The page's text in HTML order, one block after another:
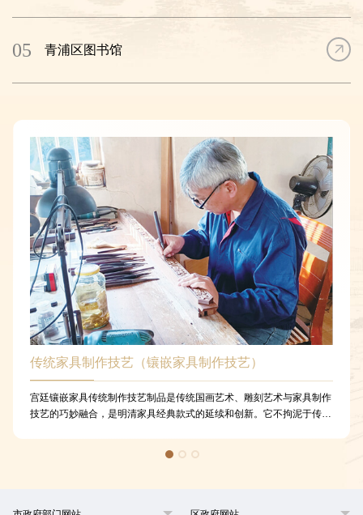
05 青浦区图书馆
传统家具制作技艺（镶嵌家具制作技艺）
宫廷镶嵌家具传统制作技艺制品是传统国画艺术、雕刻艺术与家具制作
技艺的巧妙融合，是明清家具经典款式的延续和创新。它不拘泥于传